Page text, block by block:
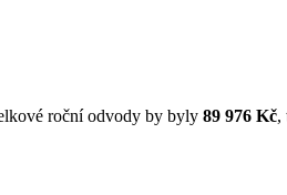
roční odvody by byly 89 976 Kč,